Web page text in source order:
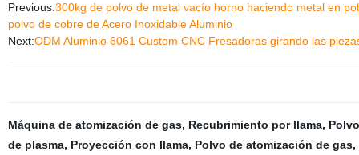
Previous:300kg de polvo de metal vacío horno haciendo metal en
polvo de cobre de Acero Inoxidable Aluminio
Next:ODM Aluminio 6061 Custom CNC Fresadoras girando las
Máquina de atomización de gas, Recubrimiento por llama,
de plasma, Proyección con llama, Polvo de atomización de gas,